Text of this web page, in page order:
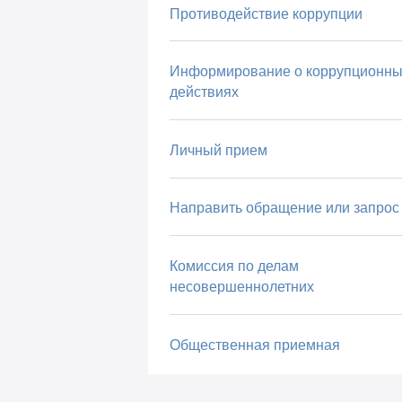
Противодействие коррупции
Информирование о
действиях
Личный прием
Направить обращение или запрос
Комиссия по делам
несовершеннолетних
Общественная приемная